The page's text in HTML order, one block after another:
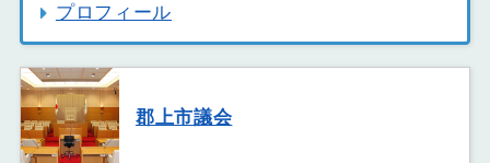
プロフィール
郡上市議会